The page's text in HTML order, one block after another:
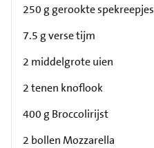
250 g gerookte spekreepjes
7.5 g verse tijm
2 middelgrote uien
2 tenen knoflook
400 g Broccolirijst
2 bollen Mozzarella